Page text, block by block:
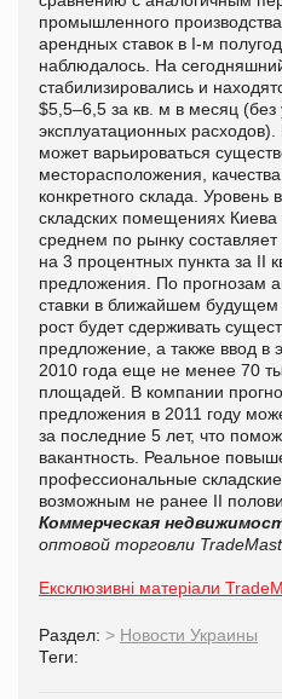
промышленного
арендных ставок в I-м
наблюдалось. На
стабилизировались и
$5,5–6,5 за кв. м в месяц
эксплуатационных
может варьироваться
месторасположения,
конкретного склада.
складских помещениях Киева
среднем по рынку
на 3 процентных пункта за II
предложения. По прогнозам
ставки в ближайшем будущем
рост будет сдерживать
предложение, а также ввод в
2010 года еще не менее 70
площадей. В компании
предложения в 2011 году
за последние 5 лет, что
вакантность. Реальное
профессиональные
возможным не ранее II
Коммерческая
оптовой торговли
Ексклюзивні матеріали
Раздел: > Новости Украины
Теги: